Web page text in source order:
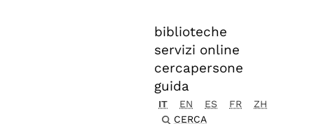
biblioteche
servizi online
cercapersone
guida
IT EN ES FR
ZH
CERCA